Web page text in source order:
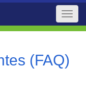
Toggle
(FAQ)